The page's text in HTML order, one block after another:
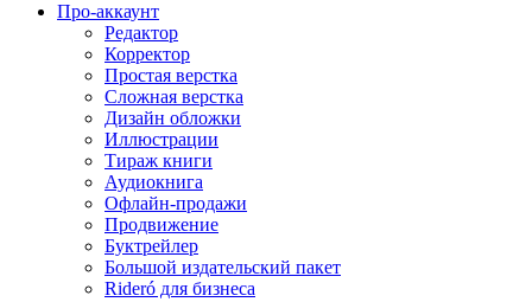
Про-аккаунт
Редактор
Корректор
Простая верстка
Сложная верстка
Дизайн обложки
Иллюстрации
Тираж книги
Аудиокнига
Офлайн-продажи
Продвижение
Буктрейлер
Большой издательский пакет
Rideró для бизнеса